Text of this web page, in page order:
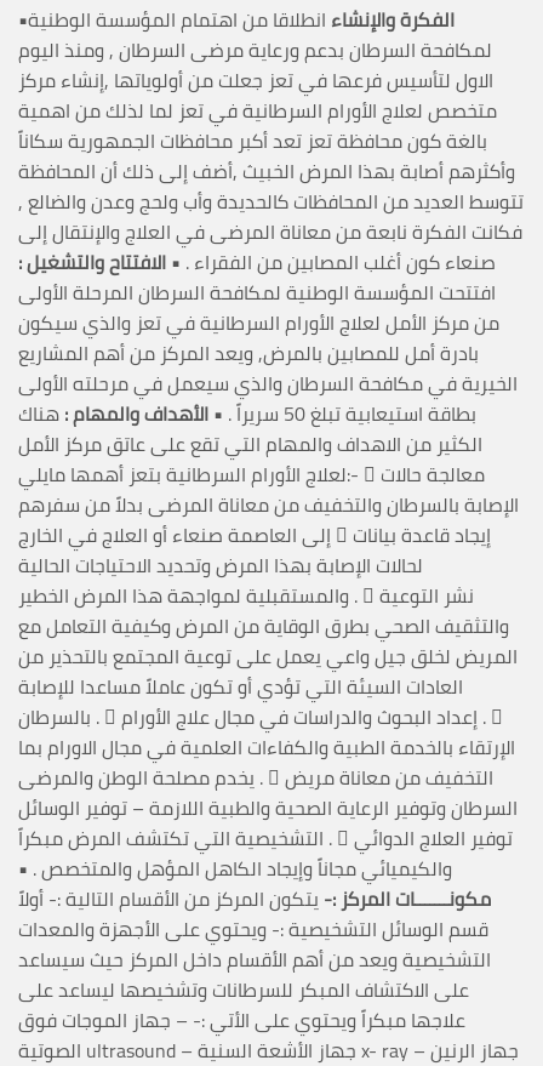
•الفكرة والإنشاء انطلاقا من اهتمام المؤسسة الوطنية
لمكافحة السرطان بدعم ورعاية مرضى السرطان , ومنذ اليوم
الاول لتأسيس فرعها في تعز جعلت من أولوياتها ,إنشاء مركز
متخصص لعلاج الأورام السرطانية في تعز لما لذلك من اهمية
بالغة كون محافظة تعز تعد أكبر محافظات الجمهورية سكاناً
وأكثرهم أصابة بهذا المرض الخبيث ,أضف إلى ذلك أن المحافظة
تتوسط العديد من المحافظات كالحديدة وأب ولحج وعدن والضالع ,
فكانت الفكرة نابعة من معاناة المرضى في العلاج والإنتقال إلى
صنعاء كون أغلب المصابين من الفقراء . • الافتتاح والتشغيل :
افتتحت المؤسسة الوطنية لمكافحة السرطان المرحلة الأولى
من مركز الأمل لعلاج الأورام السرطانية في تعز والذي سيكون
بادرة أمل للمصابين بالمرض, ويعد المركز من أهم المشاريع
الخيرية في مكافحة السرطان والذي سيعمل في مرحلته الأولى
بطاقة استيعابية تبلغ 50 سريراً .
• الأهداف والمهام :هناك
الكثير من الاهداف والمهام التي تقع على عاتق مركز الأمل
لعلاج الأورام السرطانية بتعز أهمها مايلي:-  معالجة حالات
الإصابة بالسرطان والتخفيف من معاناة المرضى بدلاً من سفرهم
إلى العاصمة صنعاء أو العلاج في الخارج  إيجاد قاعدة بيانات
لحالات الإصابة بهذا المرض وتحديد الاحتياجات الحالية
والمستقبلية لمواجهة هذا المرض الخطير .  نشر التوعية
والتثقيف الصحي بطرق الوقاية من المرض وكيفية التعامل مع
المريض لخلق جيل واعي يعمل على توعية المجتمع بالتحذير من
العادات السيئة التي تؤدي أو تكون عاملاً مساعدا للإصابة
بالسرطان .  إعداد البحوث والدراسات في مجال علاج الأورام . 
الإرتقاء بالخدمة الطبية والكفاءات العلمية في مجال الاورام بما
يخدم مصلحة الوطن والمرضى .  التخفيف من معاناة مريض
السرطان وتوفير الرعاية الصحية والطبية اللازمة – توفير الوسائل
التشخيصية التي تكتشف المرض مبكراً .  توفير العلاج الدوائي
والكيميائي مجاناً وإيجاد الكاهل المؤهل والمتخصص . •
مكونـــــــات المركز :-يتكون المركز من الأقسام التالية :- أولاً
قسم الوسائل التشخيصية :- ويحتوي على الأجهزة والمعدات
التشخيصية ويعد من أهم الأقسام داخل المركز حيث سيساعد
على الاكتشاف المبكر للسرطانات وتشخيصها ليساعد على
علاجها مبكراً ويحتوي على الأتي :- – جهاز الموجات فوق
الصوتية ultrasound – جهاز الأشعة السنية x- ray – جهاز الرنين